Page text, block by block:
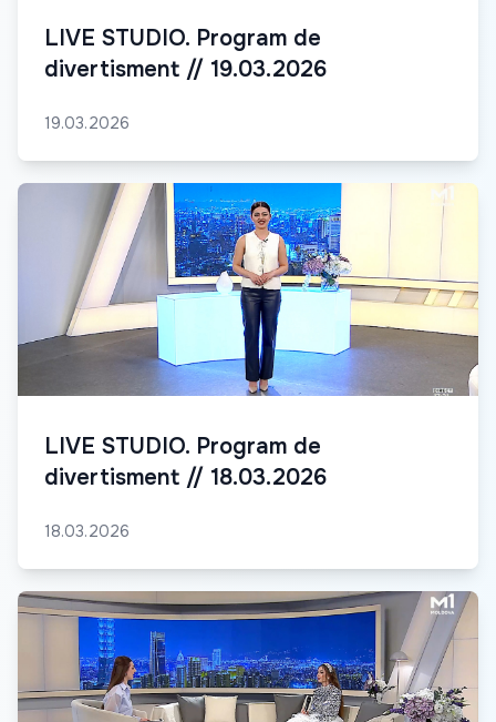
LIVE STUDIO. Program de
divertisment // 19.03.2026
19.03.2026
LIVE STUDIO. Program de
divertisment // 18.03.2026
18.03.2026